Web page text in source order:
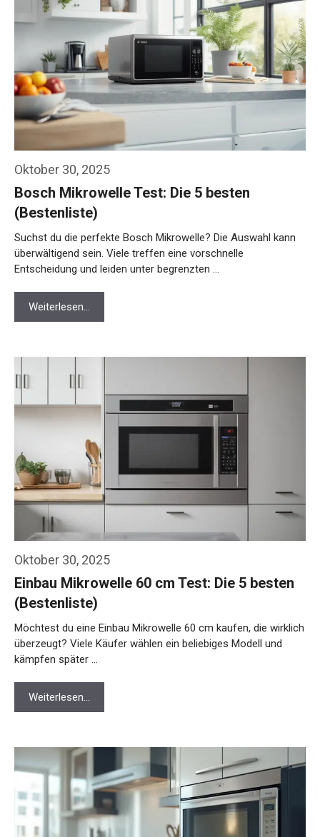
Oktober 30, 2025
Bosch Mikrowelle Test: Die 5 besten
(Bestenliste)
Suchst du die perfekte Bosch Mikrowelle? Die Auswahl kann
überwältigend sein. Viele treffen eine vorschnelle
Entscheidung und leiden unter begrenzten …
Weiterlesen…
Oktober 30, 2025
Einbau Mikrowelle 60 cm Test: Die 5 besten
(Bestenliste)
Möchtest du eine Einbau Mikrowelle 60 cm kaufen, die wirklich
überzeugt? Viele Käufer wählen ein beliebiges Modell und
kämpfen später …
Weiterlesen…